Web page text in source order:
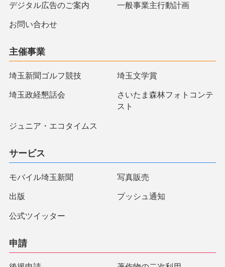
デジタル広告のご案内 一般事業主行動計画
お問い合わせ
主催事業
埼玉新聞ゴルフ競技 埼玉文学賞
埼玉政経懇話会
さいたま森林フォトコンテ
スト
ジュニア・エコタイムス
サービス
モバイル埼玉新聞 写真販売
出版 プッシュ通知
公式ツイッター
申請